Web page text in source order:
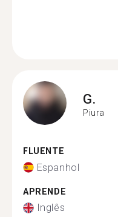
G.
Piura
FLUENTE
Espanhol
APRENDE
Inglês